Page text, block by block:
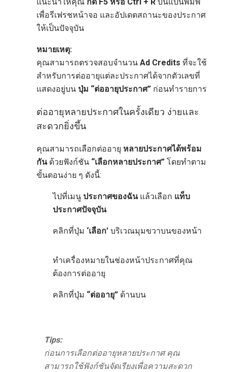
เพื่อรีเฟรชหน้าจอ และอัปเดตสถานะของประกาศ
ให้เป็นปัจจุบัน
หมายเหตุ:
คุณสามารถตรวจสอบจำนวน Ad Credits ที่จะใช้
สำหรับการต่ออายุแต่ละประกาศได้จากตัวเลขที่
แสดงอยู่บน ปุ่ม “ต่ออายุประกาศ” ก่อนทำรายการ
ต่ออายุหลายประกาศในครั้งเดียว ง่ายและ
สะดวกยิ่งขึ้น
คุณสามารถเลือกต่ออายุ หลายประกาศได้พร้อม
กันด้วยฟังก์ชัน “เลือกหลายประกาศ” โดยทำตาม
ขั้นตอนง่าย ๆ ดังนี้:
ไปที่เมนู ประกาศของฉันแล้วเลือก แท็บ
ประกาศปัจจุบัน
คลิกที่ปุ่ม ‘เลือก’ บริเวณมุมขวาบนของหน้า
ทำเครื่องหมายในช่องหน้าประกาศที่คุณ
ต้องการต่ออายุ
คลิกที่ปุ่ม “ต่ออายุ” ด้านบน
Tips:
ก่อนการเลือกต่ออายุหลายประกาศ คุณ
สามารถใช้ฟังก์ชันจัดเรียงเพื่อความสะดวก